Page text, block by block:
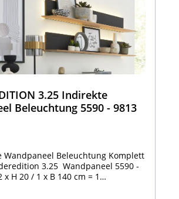
3.25 Indirekte
Wandpaneel Beleuchtung 5590 - 9813
Wandpaneel Beleuchtung Komplett
3.25 Wandpaneel 5590 -